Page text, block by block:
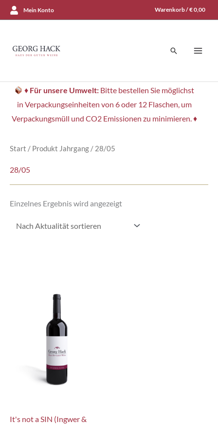
Zum
Inhalt
Mein Konto Warenkorb /€0,00
Suchen
♦ Für unsere Umwelt: Bitte bestellen Sie möglichst
in Verpackungseinheiten von 6 oder 12 Flaschen, um
Verpackungsmüll und CO2 Emissionen zu minimieren. ♦
Start / Produkt Jahrgang / 28/05
28/05
Einzelnes Ergebnis wird angezeigt
It's not a SIN (Ingwer &